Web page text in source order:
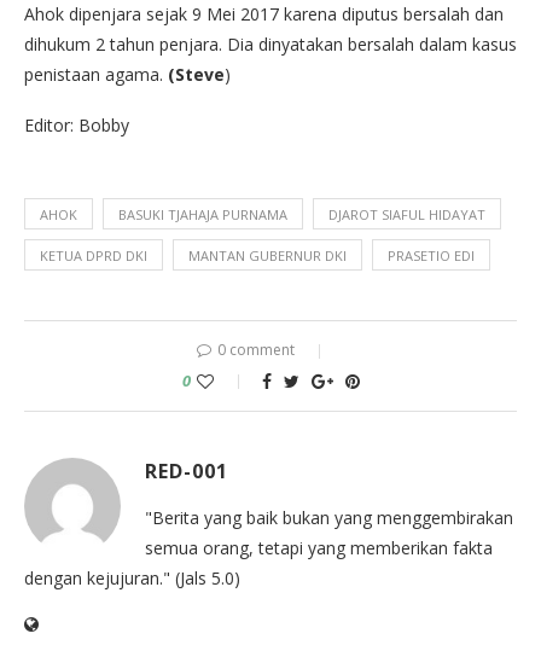
Ahok dipenjara sejak 9 Mei 2017 karena diputus bersalah dan
dihukum 2 tahun penjara. Dia dinyatakan bersalah dalam kasus
penistaan agama. (Steve)
Editor: Bobby
AHOK BASUKI TJAHAJA PURNAMA DJAROT SIAFUL HIDAYAT
KETUA DPRD DKI MANTAN GUBERNUR DKI PRASETIO EDI
0 comment
0
RED-001
"Berita yang baik bukan yang menggembirakan
semua orang, tetapi yang memberikan fakta
dengan kejujuran." (Jals 5.0)